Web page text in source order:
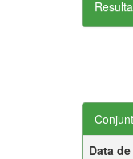
Data de